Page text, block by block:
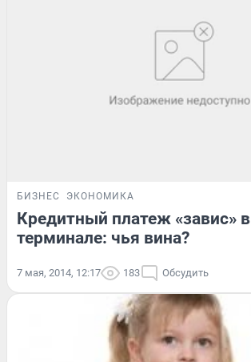
БИЗНЕС ЭКОНОМИКА
Кредитный платеж «завис» в
терминале: чья вина?
7 мая, 2014, 12:17 183 Обсудить